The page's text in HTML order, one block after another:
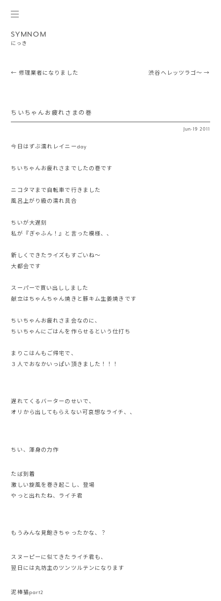
SYMNOM
にっき
Post navigation
← 修理業者になりました 渋谷へレッツラゴ〜→
ちいちゃんお疲れさまの巻
Jun·19 2011
今日はずぶ濡れレイニーday
ちいちゃんお疲れさまでしたの巻です
ニコタマまで自転車で行きました
風呂上がり級の濡れ具合
ちいが大遅刻
私が『ぎゃふん！』と言った模様、、
新しくできたライズもすごいね〜
大都会です
スーパーで買い出ししました
献立はちゃんちゃん焼きと豚キム生姜焼きです
ちいちゃんお疲れさま会なのに、
ちいちゃんにごはんを作らせるという仕打ち
まりこはんもご帰宅で、
３人でおなかいっぱい頂きました！！！
遅れてくるバーターのせいで、
オリから出してもらえない可哀想なライチ、、
ちい、渾身の力作
たば到着
激しい旋風を巻き起こし、登場
やっと出れたね、ライチ君
もうみんな見飽きちゃったかな、？
スヌーピーに似てきたライチ君も、
翌日には丸坊主のツンツルテンになります
泥棒猫part2